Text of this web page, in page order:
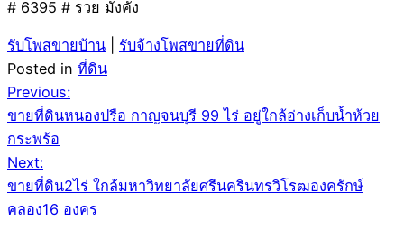
# 6395 # รวย มั่งคั่ง
รับโพสขายบ้าน
รับจ้างโพสขายที่ดิน
Posted in ที่ดิน
Post
navigation
Previous:
ขายที่ดินหนองปรือ กาญจนบุรี 99 ไร่ อยู่ใกล้อ่างเก็บน้ำห้วย
กระพร้อ
Next:
ขายที่ดิน2ไร่ ใกล้มหาวิทยาลัยศรีนครินทรวิโรฒองครักษ์
คลอง16 องคร